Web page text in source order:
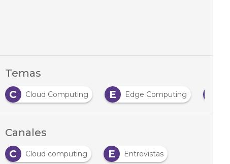
Temas
C Cloud Computing E Edge Computing
Canales
C
Cloud computing E Entrevistas